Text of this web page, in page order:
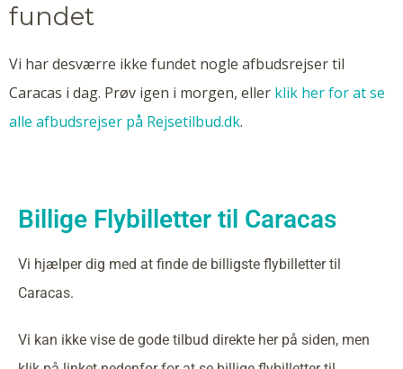
fundet
Vi har desværre ikke fundet nogle afbudsrejser til
Caracas i dag. Prøv igen i morgen, eller klik her for at se
alle afbudsrejser på Rejsetilbud.dk.
Billige Flybilletter til Caracas
Vi hjælper dig med at finde de billigste flybilletter til
Caracas.
Vi kan ikke vise de gode tilbud direkte her på siden, men